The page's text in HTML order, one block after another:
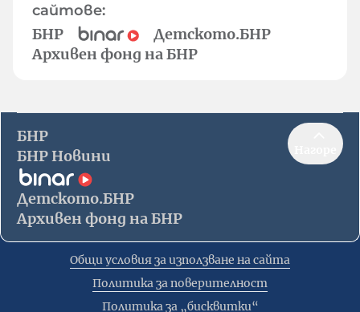
сайтове:
БНР
Детското.БНР
Архивен фонд на БНР
БНР
БНР Новини
Детското.БНР
Архивен фонд на БНР
Общи условия за използване на сайта
Политика за поверителност
Политика за „бисквитки“